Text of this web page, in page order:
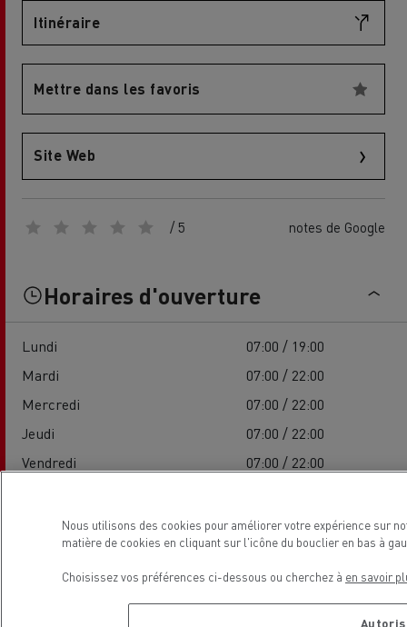
Itinéraire
Mettre dans les favoris
Site Web
/ 5 notes de Google
Horaires d'ouverture
Lundi
07:00 / 19:00
Mardi
07:00 / 22:00
Mercredi
07:00 / 22:00
Jeudi
07:00 / 22:00
Vendredi
07:00 / 22:00
Dimanche
-
Localisation
Nous utilisons des cookies pour améliorer votre expérience sur
matière de cookies en cliquant sur l'icône du bouclier en bas à
Choisissez vos préférences ci-dessous ou cherchez à en savoir